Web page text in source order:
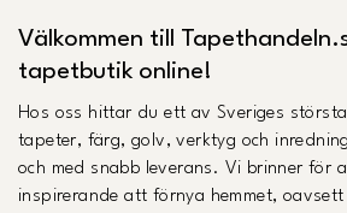
Välkommen till
tapetbutik online!
Hos oss hittar du ett av Sveriges
tapeter, färg, golv, verktyg och
och med snabb leverans. Vi brinner för
inspirerande att förnya hemmet,